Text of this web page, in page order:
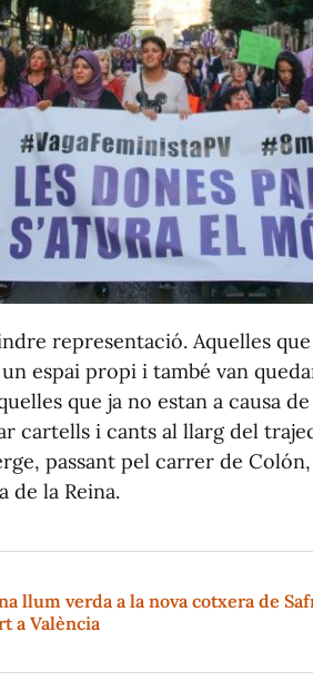
representació. Aquelles
espai propi i també van
que ja no estan a causa
cartells i cants al llarg del
passant pel carrer de
de la Reina.
llum verda a la nova cotxera de
a València